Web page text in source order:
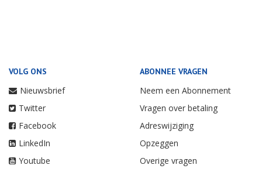
VOLG ONS
Nieuwsbrief
Twitter
Facebook
LinkedIn
Youtube
ABONNEE VRAGEN
Neem een Abonnement
Vragen over betaling
Adreswijziging
Opzeggen
Overige vragen